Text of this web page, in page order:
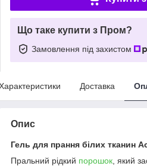
Що таке купити з Пром?
Замовлення під захистом
Доставка
Опис
Гель для прання білих тканин
Пральний рідкий порошок , який